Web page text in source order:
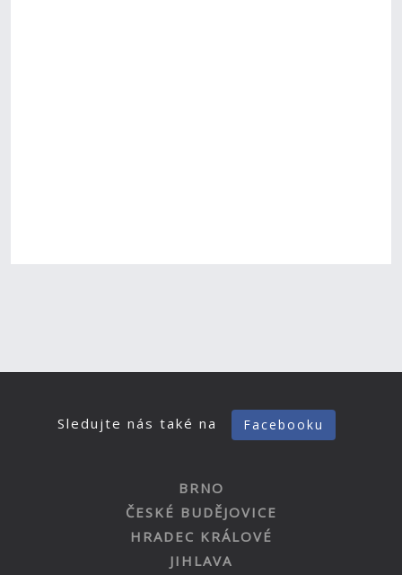
Sledujte nás také na Facebooku
BRNO
ČESKÉ BUDĚJOVICE
HRADEC KRÁLOVÉ
JIHLAVA